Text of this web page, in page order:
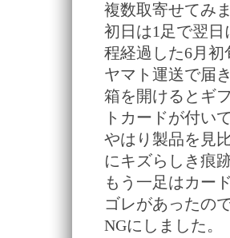
複数取寄せてみま
初日は1足で翌日
程経過した6月初
ヤマト運送で届
箱を開けるとギ
トカードが付い
やはり製品を見
にキズらしき痕
もう一足はカー
ゴレがあったの
NGにしました。